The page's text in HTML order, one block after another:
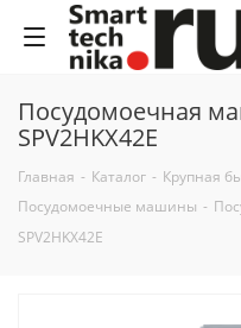
Посудомоечная
SPV2HKX42E
Главная - Каталог - Крупная
Посудомоечные машины -
SPV2HKX42E